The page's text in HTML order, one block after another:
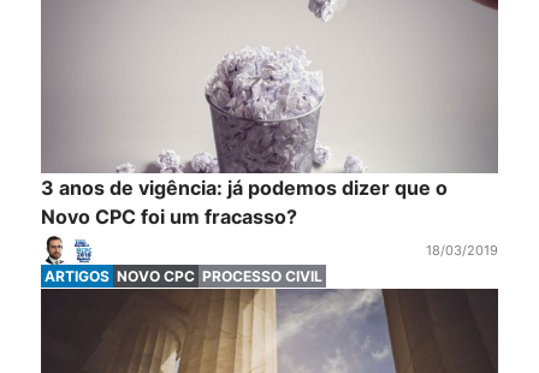
3 anos de vigência: já podemos dizer que o
Novo CPC foi um fracasso?
18/03/2019
ARTIGOS NOVO CPC PROCESSO CIVIL